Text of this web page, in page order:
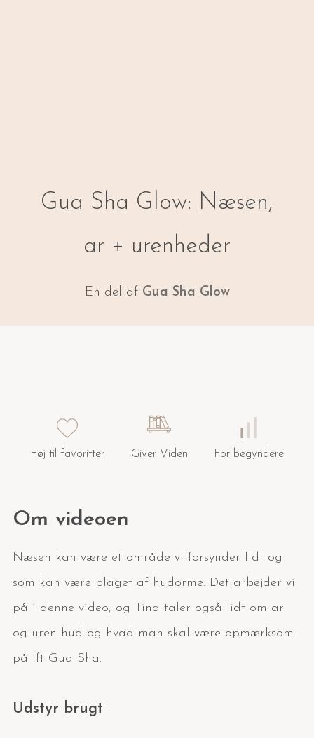
Gua Sha Glow: Næsen,
ar + urenheder
En del af Gua Sha Glow
Føj til favoritter Giver Viden For begyndere
Om videoen
Næsen kan være et område vi forsynder lidt og
som kan være plaget af hudorme. Det arbejder vi
på i denne video, og Tina taler også lidt om ar
og uren hud og hvad man skal være opmærksom
på ift Gua Sha.
Udstyr brugt